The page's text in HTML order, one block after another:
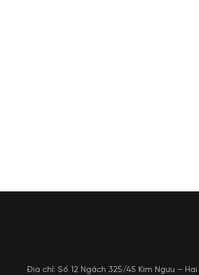
Địa chỉ: Số 12 Ngách 325/45 Kim Ngưu – Hai